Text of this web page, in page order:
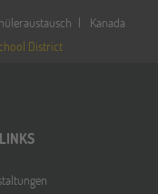
Kanada
District